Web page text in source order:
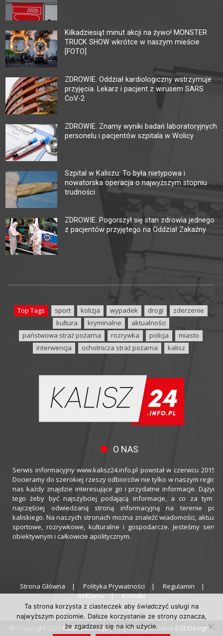
Kilkadziesiąt minut akcji na żywo! MONSTER
TRUCK SHOW wkrótce w naszym mieście
[FOTO]
ZDROWIE. Oddział kardiologiczny wstrzymuje
przyjęcia. Lekarz i pacjent z wirusem SARS
CoV-2
ZDROWIE. Znamy wyniki badań laboratoryjnych
personelu i pacjentów szpitala w Wolicy
Szpital w Kaliszu: To była nietypowa i
nowatorska operacja o najwyższym stopniu
trudności
ZDROWIE. Pogorszył się stan zdrowia jednego
z pacjentów przyjętego na Oddział Zakaźny
Top Tags sport kolizja wypadek drogi
zderzenie
kultura
kryminalne
aktualności
państwowa straż pożarna
rozrywka policja
miasto
interwencja
ochotnicza straż pożarna kalisz
O NAS
Serwis informacyjny www.kalisz24.info.pl powstał w czerwcu 2015
Docieramy do szerokiej rzeszy odbiorców nie tylko w naszym
nas każdy znajdzie interesujące go i przydatne informacje.
tego żeby być najszybciej podającą informacje, a co za tym
najczęściej odwiedzaną stroną informacyjną na terenie
kaliskiego. Na naszych stronach można znaleźć wiadomości,
sportowe, rozrywkowe, kulturalne i gospodarcze. Jesteśmy
obiektywnym i całkowicie apolitycznym.
Strona Główna Polityka Prywatności
Regulamin
Reklama
Kontakt
© Copyright 2020 Kalisz24.info.pl| Projekt i wykonanie EGDDesign|
Ta strona korzysta z ciasteczek aby świadczyć usługi na
najwyższym poziomie. Dalsze korzystanie ze strony oznacza,
że zgadzasz się na ich użycie.